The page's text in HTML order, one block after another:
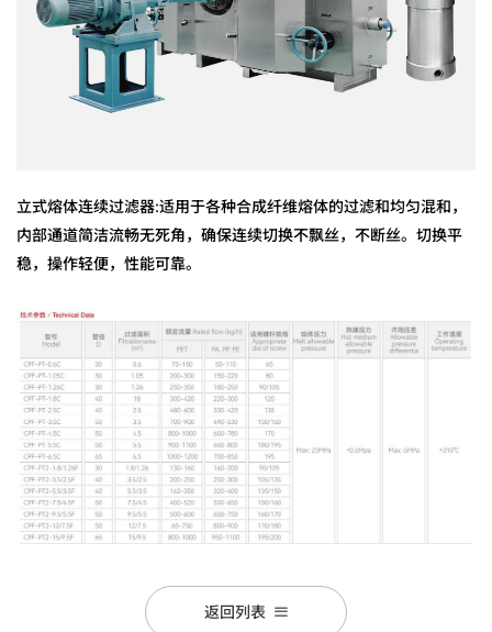
立式熔体连续过滤器:适用于各种合成纤维熔体的过滤和均匀混和，
内部通道简洁流畅无死角，确保连续切换不飘丝，不断丝。切换平
稳，操作轻便，性能可靠。
返回列表